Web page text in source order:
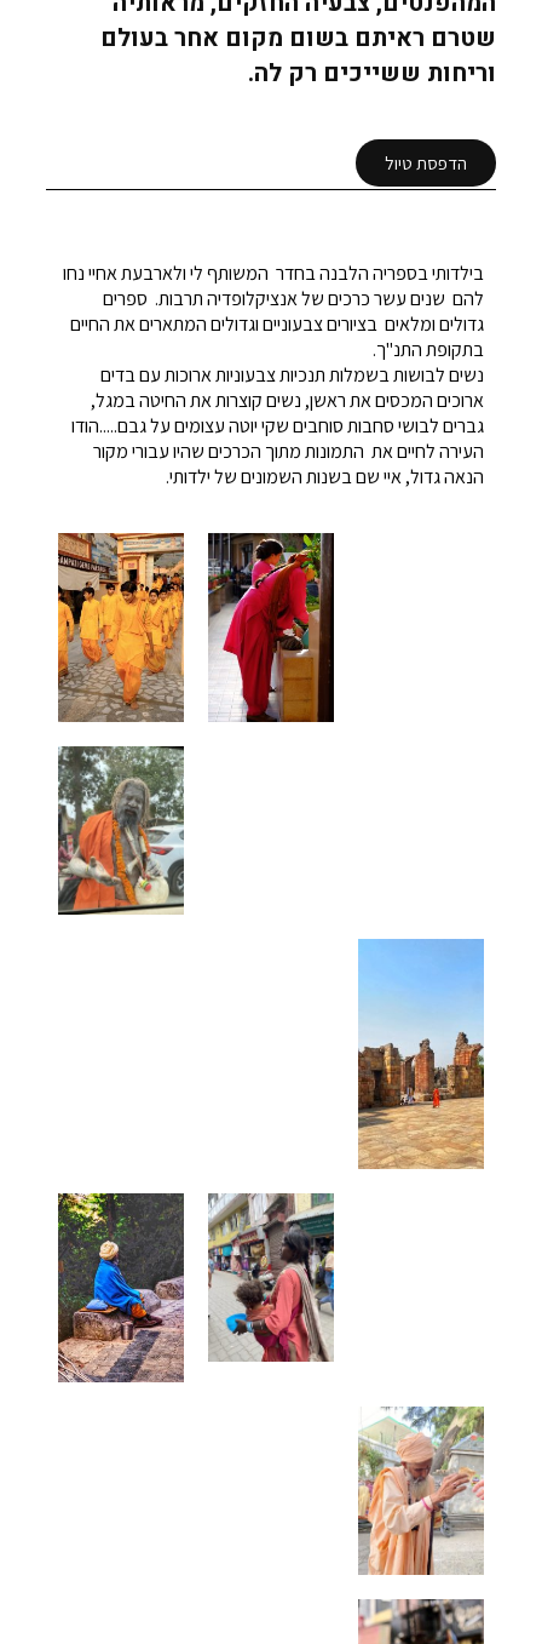
שטרם ראיתם בשום מקום אחר בעולם
וריחות ששייכים רק לה.
הדפסת טיול
בילדותי בספריה הלבנה בחדר המשותף לי ולארבעת אחיי נחו
להם שנים עשר כרכים של אנציקלופדיה תרבות. ספרים
גדולים ומלאים בציורים צבעוניים וגדולים המתארים את החיים
בתקופת התנ"ך.
נשים לבושות בשמלות תנכיות צבעוניות ארוכות עם בדים
ארוכים המכסים את ראשן, נשים קוצרות את החיטה במגל,
גברים לבושי סחבות סוחבים שקי יוטה עצומים על גבם.....הודו
העירה לחיים את התמונות מתוך הכרכים שהיו עבורי מקור
הנאה גדול, איי שם בשנות השמונים של ילדותי.